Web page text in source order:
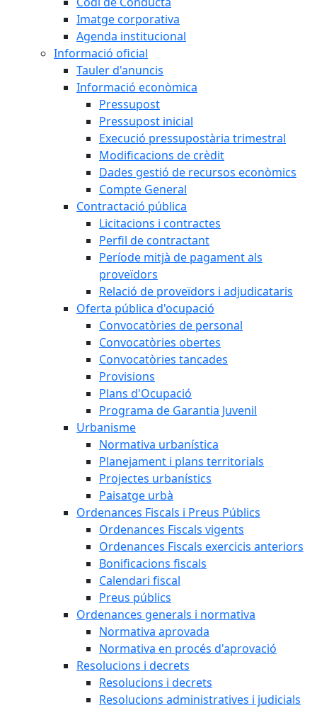
Imatge corporativa
Agenda institucional
Informació oficial
Tauler d'anuncis
Informació econòmica
Pressupost
Pressupost inicial
Execució pressupostària trimestral
Modificacions de crèdit
Dades gestió de recursos econòmics
Compte General
Contractació pública
Licitacions i contractes
Perfil de contractant
Període mitjà de pagament als
proveïdors
Relació de proveïdors i adjudicataris
Oferta pública d'ocupació
Convocatòries de personal
Convocatòries obertes
Convocatòries tancades
Provisions
Plans d'Ocupació
Programa de Garantia Juvenil
Urbanisme
Normativa urbanística
Planejament i plans territorials
Projectes urbanístics
Paisatge urbà
Ordenances Fiscals i Preus Públics
Ordenances Fiscals vigents
Ordenances Fiscals exercicis anteriors
Bonificacions fiscals
Calendari fiscal
Preus públics
Ordenances generals i normativa
Normativa aprovada
Normativa en procés d'aprovació
Resolucions i decrets
Resolucions i decrets
Resolucions administratives i judicials